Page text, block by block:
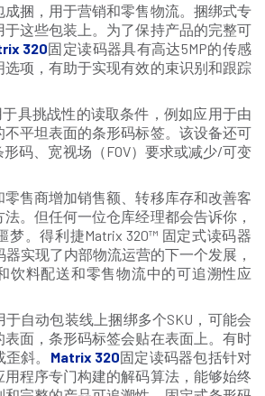
捆，用于营销和零售物流。捆绑式专
于这些包装上。为了保持产品的完整可
320固定读码器具有高达5MP的传感
项，有助于实现有效的束识别和跟踪
具挑战性的读取条件，例如应用于由
平坦表面的条形码标签。该设备还可
码、宽视场（FOV）要求或减少/可变
售商增加销售额、转移库存和改善客
。但任何一位仓库经理都会告诉你，
梦。得利捷Matrix 320™ 固定式读码器
实现了内部物流运营的下一个发展，
饮料配送和零售物流中的可追溯性应
自动包装线上捆绑多个SKU，可能会
面，条形码标签会贴在表面上。有时
斜。 Matrix 320固定读码器包括针对
程序专门构建的解码算法，能够始终